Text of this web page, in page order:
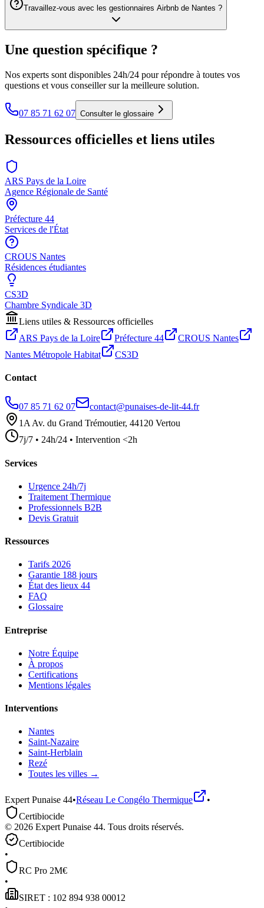
Travaillez-vous avec les gestionnaires Airbnb de Nantes ?
Une question spécifique ?
Nos experts sont disponibles 24h/24 pour répondre à toutes vos
questions et vous conseiller sur la meilleure solution.
07 85 71 62 07 Consulter le glossaire
Ressources officielles et liens utiles
ARS Pays de la Loire
Agence Régionale de Santé
Préfecture 44
Services de l'État
CROUS Nantes
Résidences étudiantes
CS3D
Chambre Syndicale 3D
Liens utiles & Ressources officielles
ARS Pays de la Loire
Préfecture 44
CROUS Nantes
Nantes Métropole Habitat
CS3D
Contact
07 85 71 62 07
contact@punaises-de-lit-44.fr
1A Av. du Grand Trémoutier, 44120 Vertou
7j/7 • 24h/24 • Intervention <2h
Services
Urgence 24h/7j
Traitement Thermique
Professionnels B2B
Devis Gratuit
Ressources
Tarifs 2026
Garantie 188 jours
État des lieux 44
FAQ
Glossaire
Entreprise
Notre Équipe
À propos
Certifications
Mentions légales
Interventions
Nantes
Saint-Nazaire
Saint-Herblain
Rezé
Toutes les villes →
Expert Punaise 44•Réseau Le Congélo Thermique
•
Certibiocide
© 2026 Expert Punaise 44. Tous droits réservés.
Certibiocide
•
RC Pro 2M€
•
SIRET : 102 894 938 00012